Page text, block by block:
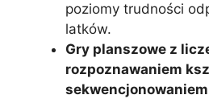
poziomy trudności
latków.
Gry planszowe z
rozpoznawaniem